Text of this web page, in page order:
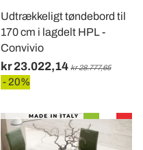
Udtrækkeligt tøndebord til
170 cm i lagdelt HPL -
Convivio
kr 23.022,14 kr 28.777,65
- 20%